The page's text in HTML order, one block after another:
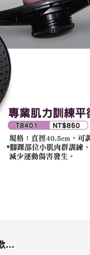
...